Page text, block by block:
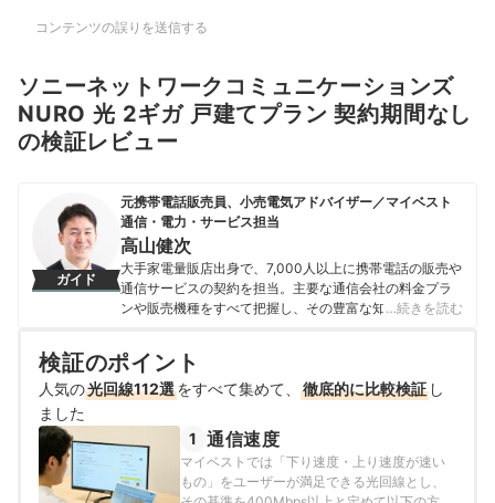
コンテンツの誤りを送信する
ソニーネットワークコミュニケーションズ
NURO 光 2ギガ 戸建てプラン 契約期間なし
の検証レビュー
ガイド
元携帯電話販売員、小売電気アドバイザー／マイベスト
通信・電力・サービス担当
高山健次
大手家電量販店出身で、7,000人以上に携帯電話の販売や
通信サービスの契約を担当。主要な通信会社の料金プラ
ンや販売機種をすべて把握し、その豊富な知識で店舗販
イベストに入社、携帯電話や光ファイバー回線キャリ
ア・インターネットプロバイダーなどの通信会社を専門
に担当しており、格安SIMやホームルーターを実際に回線
に、モバイルだけでなく10社以上の戸建て・マンション
向けの光回線の通信速度・速度制限も調査している。 ま
た通信サービスだけでなく、ファイナンシャルプランナ
ーの視点含めて電気代など固定費支出見直しのガイドも
…続きを読む
検証のポイント
人気の光回線112選をすべて集めて、 徹底的に比較検証 し
ました
1 通信速度
マイベストでは「下り速度・上り速度が速い
もの」をユーザーが満足できる光回線とし、